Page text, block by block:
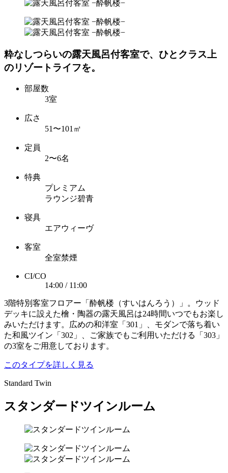
粋なしつらいの露天風呂付客室で、ひとクラス上
のリゾートライフを。
部屋数
3室
広さ
51〜101㎡
定員
2〜6名
特典
プレミアム
ラウンジ碧青
寝具
エアウィーヴ
客室
全室禁煙
CI/CO
14:00 / 11:00
3階特別客室フロアー「酔帆楼（すいはんろう）」。ウッド
デッキに設えた檜・陶器の露天風呂は24時間いつでもお楽し
みいただけます。広めの和洋室「301」、モダンで落ち着い
た和風ツイン「302」、ご家族でもご利用いただける「303」
の3室をご用意しております。
このタイプを詳しく見る
Standard Twin
スタンダードツインルーム